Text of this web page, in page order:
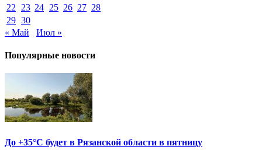
22
23 24 25 26 27 28
29 30
« Май
Июл »
Популярные новости
До +35°С будет в Рязанской области в пятницу